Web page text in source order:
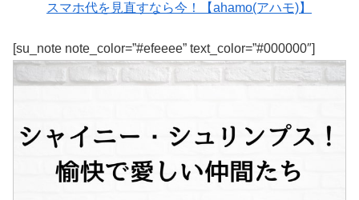
スマホ代を見直すなら今！【ahamo(アハモ)】
[su_note note_color=”#efeeee” text_color=”#000000″]